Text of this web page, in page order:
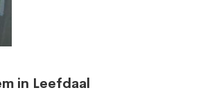
in Leefdaal